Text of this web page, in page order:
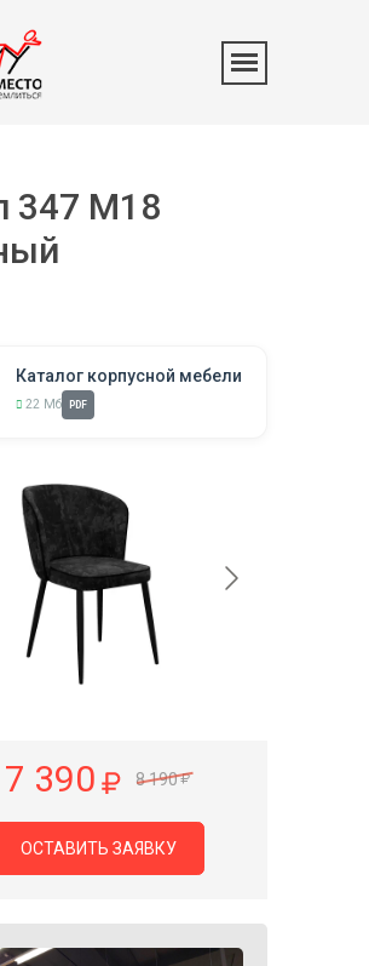
347 M18
Каталог корпусной мебели
22 Мб PDF
7 390 8 190
ОСТАВИТЬ ЗАЯВКУ